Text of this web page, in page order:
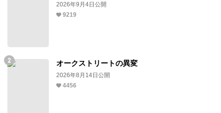
2026年9月4日公開
9219
オークストリートの異変
2026年8月14日公開
4456